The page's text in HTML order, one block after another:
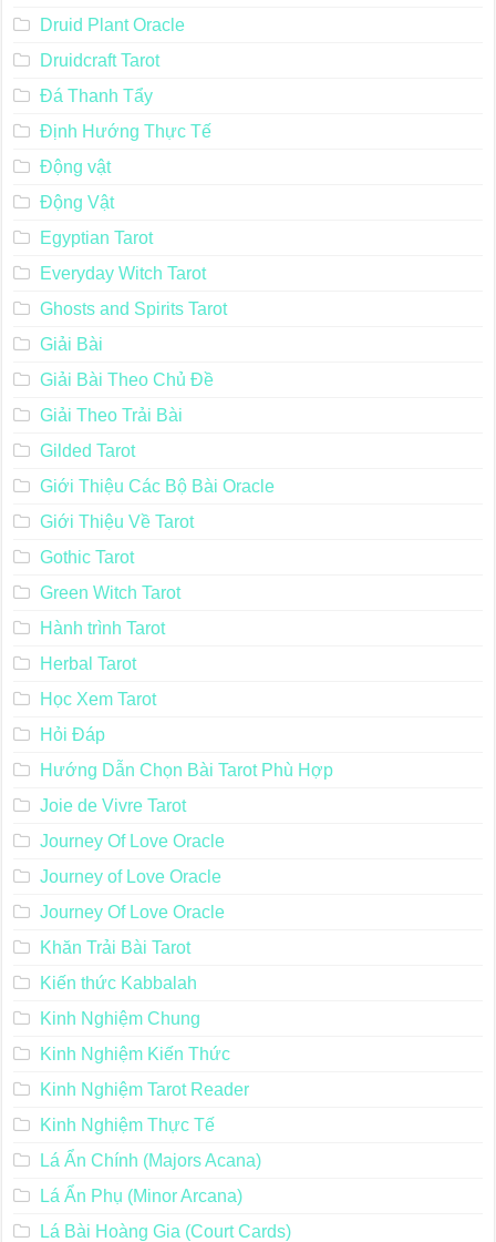
Druid Plant Oracle
Druidcraft Tarot
Đá Thanh Tẩy
Định Hướng Thực Tế
Động vật
Động Vật
Egyptian Tarot
Everyday Witch Tarot
Ghosts and Spirits Tarot
Giải Bài
Giải Bài Theo Chủ Đề
Giải Theo Trải Bài
Gilded Tarot
Giới Thiệu Các Bộ Bài Oracle
Giới Thiệu Về Tarot
Gothic Tarot
Green Witch Tarot
Hành trình Tarot
Herbal Tarot
Học Xem Tarot
Hỏi Đáp
Hướng Dẫn Chọn Bài Tarot Phù Hợp
Joie de Vivre Tarot
Journey Of Love Oracle
Journey of Love Oracle
Journey Of Love Oracle
Khăn Trải Bài Tarot
Kiến thức Kabbalah
Kinh Nghiệm Chung
Kinh Nghiệm Kiến Thức
Kinh Nghiệm Tarot Reader
Kinh Nghiệm Thực Tế
Lá Ẩn Chính (Majors Acana)
Lá Ẩn Phụ (Minor Arcana)
Lá Bài Hoàng Gia (Court Cards)